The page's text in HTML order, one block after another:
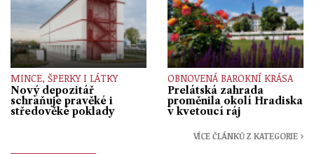
MINCE, ŠPERKY I LÁTKY
Nový depozitář
schraňuje pravěké i
středověké poklady
OBNOVENÁ BAROKNÍ KRÁSA
Prelátská zahrada
proměnila okolí Hradiska
v kvetoucí ráj
VÍCE ČLÁNKŮ Z KATEGORIE ›